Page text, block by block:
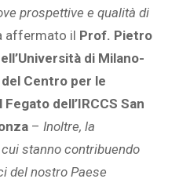
prospettive e qualità di
affermato il Prof. Pietro
di Milano-
Centro per le
dell’IRCCS San
– Inoltre, la
stanno contribuendo
del nostro Paese